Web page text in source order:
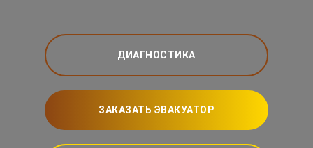
ДИАГНОСТИКА
ЗАКАЗАТЬ ЭВАКУАТОР